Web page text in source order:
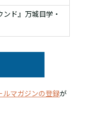
ド』万城目学・
ルマガジンの登録が